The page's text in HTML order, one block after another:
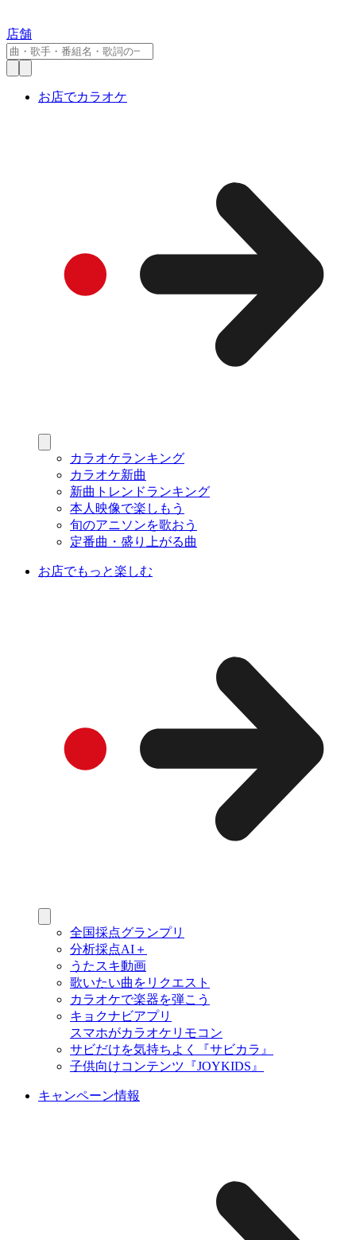
店舗
お店でカラオケ
カラオケランキング
カラオケ新曲
新曲トレンドランキング
本人映像で楽しもう
旬のアニソンを歌おう
定番曲・盛り上がる曲
お店でもっと楽しむ
全国採点グランプリ
分析採点AI＋
うたスキ動画
歌いたい曲をリクエスト
カラオケで楽器を弾こう
キョクナビアプリ
スマホがカラオケリモコン
サビだけを気持ちよく『サビカラ』
子供向けコンテンツ『JOYKIDS』
キャンペーン情報